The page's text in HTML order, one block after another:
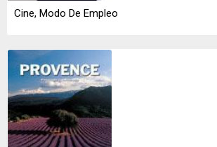
Cine, Modo De Empleo